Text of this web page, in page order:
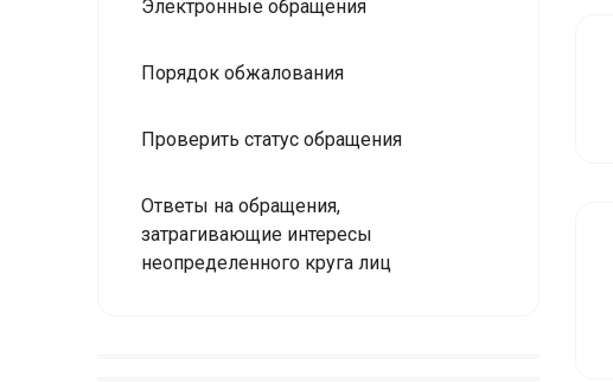
Электронные обращения
Порядок обжалования
Проверить статус обращения
Ответы на обращения,
затрагивающие интересы
неопределенного круга лиц